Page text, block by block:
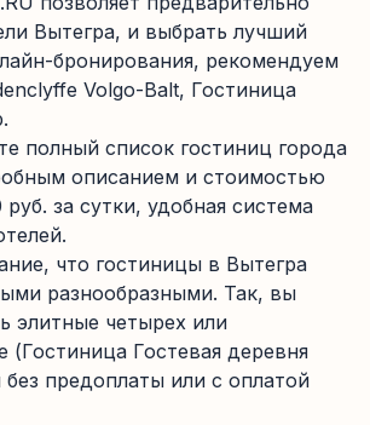
Вытегра, и выбрать лучший
бронирования, рекомендуем
Volgo-Balt, Гостиница
полный список гостиниц города
описанием и стоимостью
за сутки, удобная система
что гостиницы в Вытегра
разнообразными. Так, вы
элитные четырех или
(Гостиница Гостевая деревня
предоплаты или с оплатой